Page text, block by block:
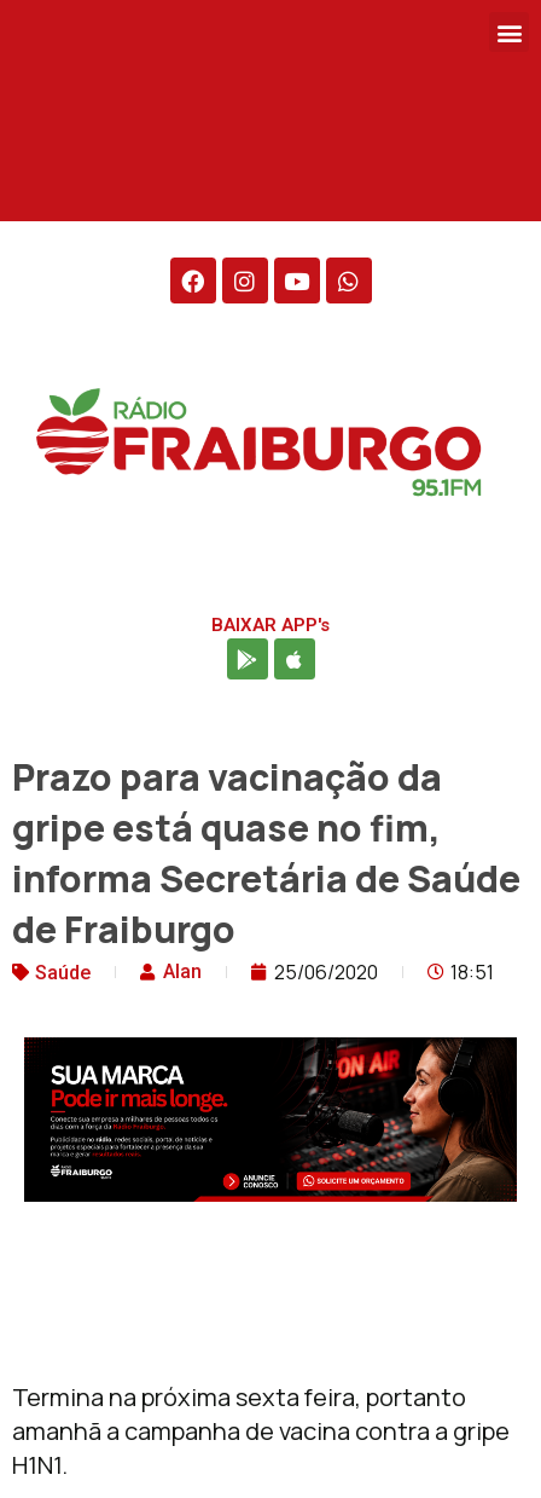
BAIXAR APP's
Prazo para vacinação da
gripe está quase no fim,
informa Secretária de Saúde
de Fraiburgo
Saúde Alan 25/06/2020 18:51
Termina na próxima sexta feira, portanto
amanhã a campanha de vacina contra a gripe
H1N1.